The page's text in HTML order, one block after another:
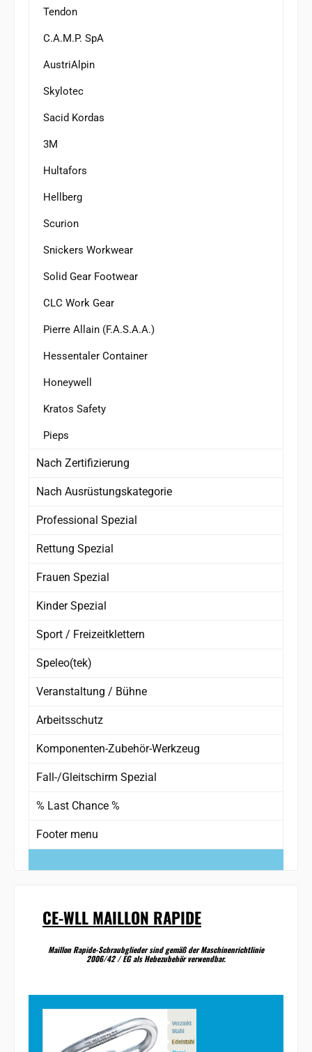
Tendon
C.A.M.P. SpA
AustriAlpin
Skylotec
Sacid Kordas
3M
Hultafors
Hellberg
Scurion
Snickers Workwear
Solid Gear Footwear
CLC Work Gear
Pierre Allain (F.A.S.A.A.)
Hessentaler Container
Honeywell
Kratos Safety
Pieps
Nach Zertifizierung
Nach Ausrüstungskategorie
Professional Spezial
Rettung Spezial
Frauen Spezial
Kinder Spezial
Sport / Freizeitklettern
Speleo(tek)
Veranstaltung / Bühne
Arbeitsschutz
Komponenten-Zubehör-Werkzeug
Fall-/Gleitschirm Spezial
% Last Chance %
Footer menu
CE-WLL MAILLON RAPIDE
Maillon Rapide-Schraubglieder sind gemäß der Maschinenrichtlinie
2006/42 / EG als Hebezubehör verwendbar.